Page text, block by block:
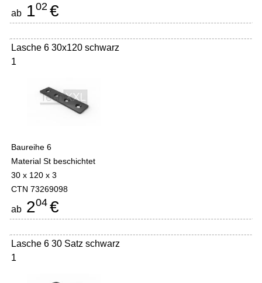
ab 102 €
Lasche 6 30x120 schwarz
1
Baureihe 6
Material St beschichtet
30 x 120 x 3
CTN 73269098
ab 204 €
Lasche 6 30 Satz schwarz
1